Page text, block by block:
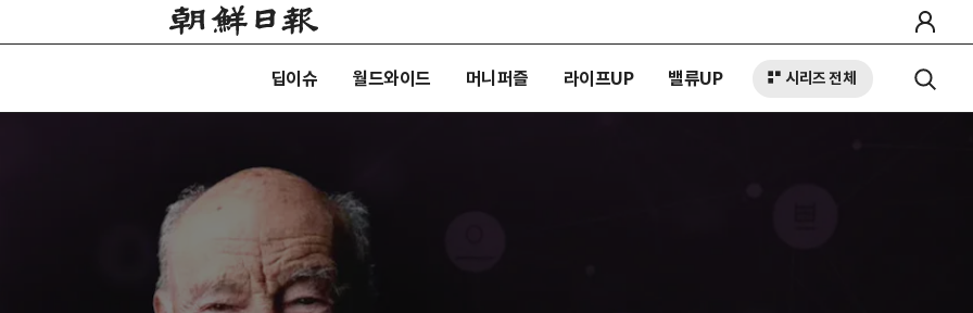
딥이슈 월드와이드 머니퍼즐 라이프UP 밸류UP 시리즈 전체